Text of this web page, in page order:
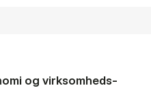
og virksomheds­